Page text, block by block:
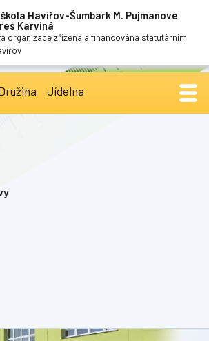
Havířov-Šumbark M. Pujmanové
Karviná
organizace zřízena a financována statutárním
Jídelna